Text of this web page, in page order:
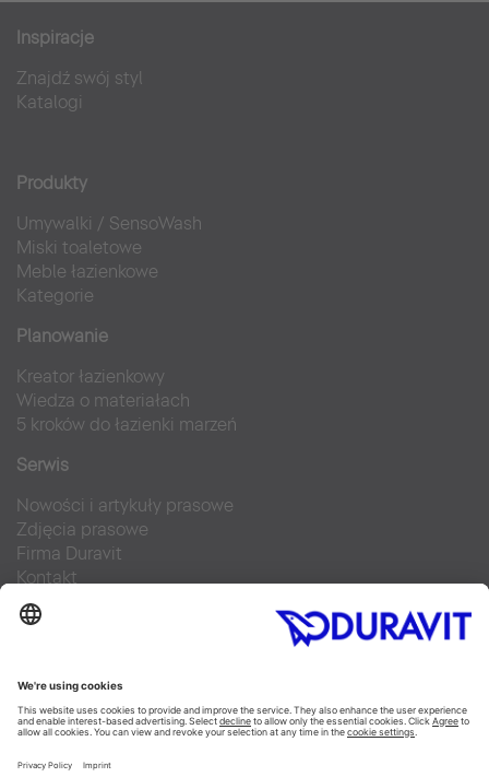
Inspiracje
Znajdź swój styl
Katalogi
Produkty
Umywalki / SensoWash
Miski toaletowe
Meble łazienkowe
Kategorie
Planowanie
Kreator łazienkowy
Wiedza o materiałach
5 kroków do łazienki marzeń
Serwis
Nowości i artykuły prasowe
Zdjęcia prasowe
Firma Duravit
Kontakt
Najczęściej zadawane pytania
Facebook
Instagram
Pinterest
Blog